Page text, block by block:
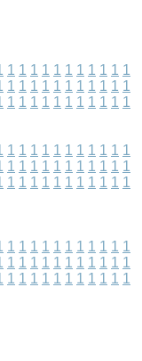
1 1 1 1 1 1 1 1 1 1 1
1 1 1 1 1 1 1 1 1 1 1
1 1 1 1 1 1 1 1 1 1 1
1 1 1 1 1 1 1 1 1 1 1
1 1 1 1 1 1 1 1 1 1 1
1 1 1 1 1 1 1 1 1 1 1
1 1 1 1 1 1 1 1 1 1 1
1 1 1 1 1 1 1 1 1 1 1
1 1 1 1 1 1 1 1 1 1 1